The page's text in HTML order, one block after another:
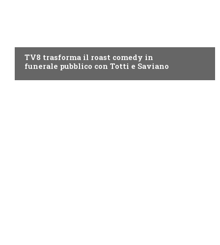
TV8 trasforma il roast comedy in
funerale pubblico con Totti e Saviano